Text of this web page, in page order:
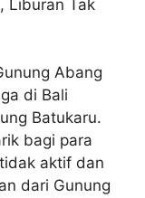
Abang
di Bali
Batukaru.
bagi para
aktif dan
dari Gunung